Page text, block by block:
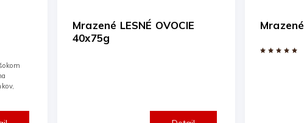
OVOCIE
Mrazené MALINY 40x75g